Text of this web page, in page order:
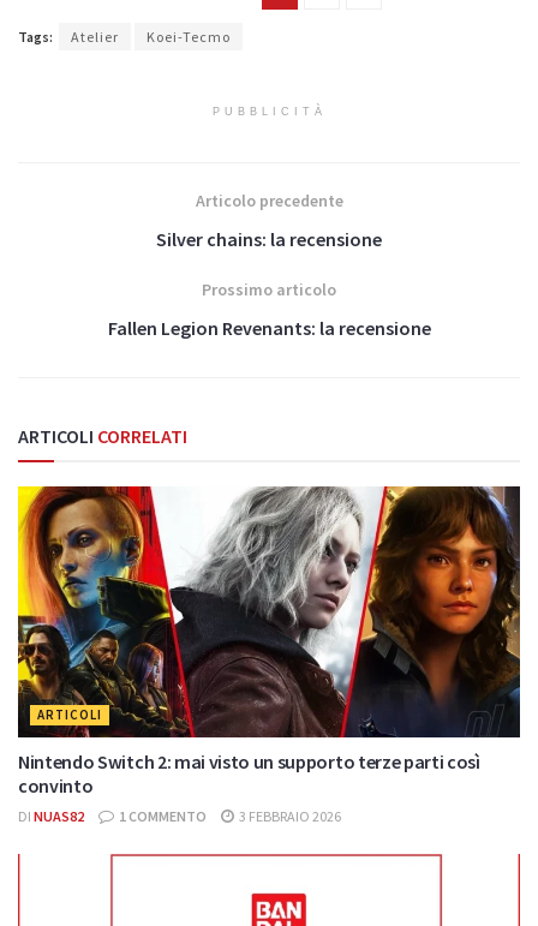
Tags: Atelier Koei-Tecmo
PUBBLICITÀ
Articolo precedente
Silver chains: la recensione
Prossimo articolo
Fallen Legion Revenants: la recensione
ARTICOLI CORRELATI
ARTICOLI
Nintendo Switch 2: mai visto un supporto terze parti così
convinto
DI NUAS82 1 COMMENTO 3 FEBBRAIO 2026